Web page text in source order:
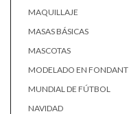
MAQUILLAJE
MASAS BÁSICAS
MASCOTAS
MODELADO EN FONDANT
MUNDIAL DE FÚTBOL
NAVIDAD